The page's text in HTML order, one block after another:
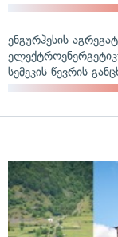
ენგურჰესის
სემეკის წევრის